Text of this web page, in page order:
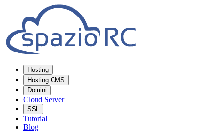
Hosting
Hosting CMS
Domini
Cloud Server
SSL
Tutorial
Blog